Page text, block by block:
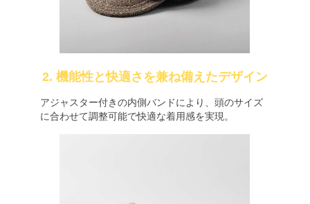
2. 機能性と快適さを兼ね備えたデザイン
アジャスター付きの内側バンドにより、頭のサイズ
に合わせて調整可能で快適な着用感を実現。